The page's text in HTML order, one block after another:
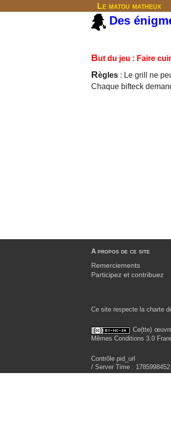
Le matou matheux
Des
But du jeu : Faire
Règles : Le grill ne
Chaque bifteck
A propos de ce site
Remerciements
Participez et contribuez
Ce site respecte la charte
Ce(tte)
Mêmes Conditions 3.0
Contrôle pid_url
/ Server Time :